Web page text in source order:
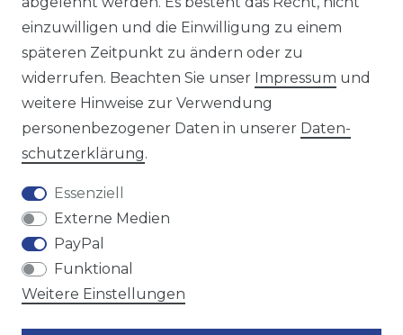
Wir versenden mit
Zahlungsmöglichkeiten
einzuwilligen und die Einwilligung zu einem
späteren Zeitpunkt zu ändern oder zu
widerrufen. Beachten Sie unser Impressum und
weitere Hinweise zur Verwendung
personenbezogener Daten in unserer Daten­
schutz­erklärung.
Essenziell
Externe Medien
PayPal
Funktional
Weitere Einstellungen